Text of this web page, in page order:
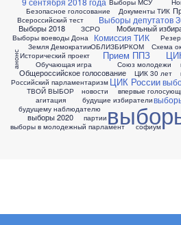
Безопасное голосование
Всероссийский тест
Выборы 2018
Выборы воеводы Дона
Выборы депутатов
Документы ТИК
ЗСРО
Земля Демократии
Исторический проект
Комиссия ТИК
Мобильный
ОБЛИЗБИРКОМ
Обучающая игра
Общероссийское голосование
Прием ППЗ
Российский парламентаризм
Союз молодежи
Схема
ТВОЙ ВЫБОР
ЦИК 30 лет
ЦИК России
агитация
анонс
будущему наблюдателю
будущие избиратели
впервые
выборы в молодежный парламент
выборы 2020
новости
партии
софиум